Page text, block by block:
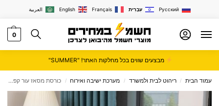
العربية English Français עִבְרִית Русский
0
מבצעים שווים בכל מחלקות האתר! "SUMMER"
עמוד הבית / ריהוט לבית ולמשרד / מערכת ישיבה ואירוח / כורסת מסאז עור קפיטונז’ דגם סטאר פרימיום